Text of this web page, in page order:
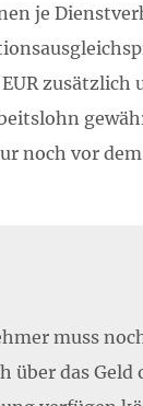
je
zusätzlich
noch vor dem
muss
über das Geld